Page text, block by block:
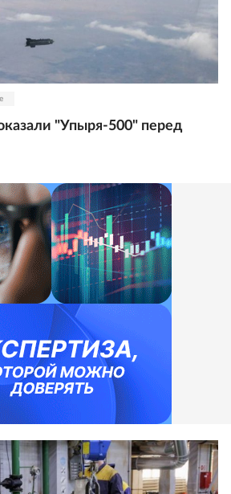
"Упыря-500" перед